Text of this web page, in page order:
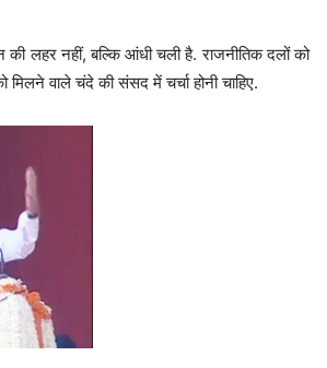
की लहर नहीं, बल्कि आंधी चली है. राजनीतिक दलों को
वाले चंदे की संसद में चर्चा होनी चाहिए.